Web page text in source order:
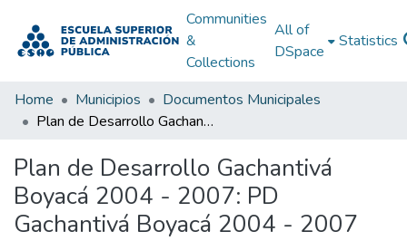
Communities
&
Collections
All of
DSpace
Statistics
Home Municipios
Documentos Municipales
Plan de Desarrollo Gachantivá Boyacá 2004 - 2007: PD Gachantivá Boyacá 2004 - 2007
Plan de Desarrollo Gachantivá
Boyacá 2004 - 2007: PD
Gachantivá Boyacá 2004 - 2007